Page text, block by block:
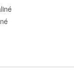
é
é